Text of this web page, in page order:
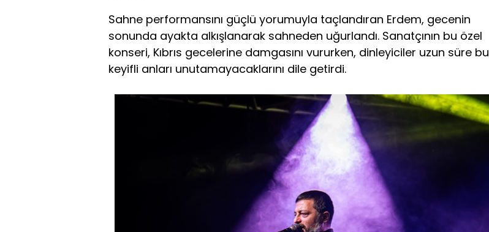
Sahne performansını güçlü yorumuyla taçlandıran Erdem, gecenin
sonunda ayakta alkışlanarak sahneden uğurlandı. Sanatçının bu özel
konseri, Kıbrıs gecelerine damgasını vururken, dinleyiciler uzun süre bu
keyifli anları unutamayacaklarını dile getirdi.